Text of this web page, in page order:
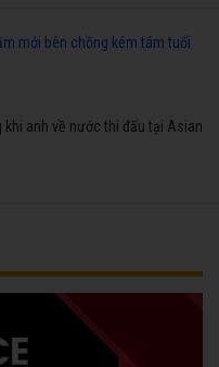
mới bên chồng kém tám tuổi
khi anh về nước thi đấu tại Asian